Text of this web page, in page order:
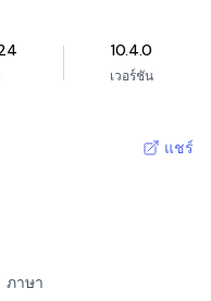
10.4.0
เวอร์ชัน
แชร์
ภาษา